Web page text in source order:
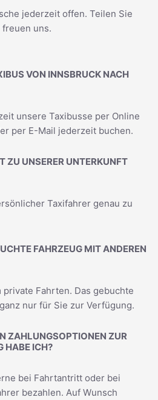
jederzeit offen. Teilen Sie
uns.
VON INNSBRUCK NACH
unsere Taxibusse per Online
per E-Mail jederzeit buchen.
ZU UNSERER UNTERKUNFT
Taxifahrer genau zu
FAHRZEUG MIT ANDEREN
Fahrten. Das gebuchte
nur für Sie zur Verfügung.
ZAHLUNGSOPTIONEN ZUR
HABE ICH?
bei Fahrtantritt oder bei
bezahlen. Auf Wunsch